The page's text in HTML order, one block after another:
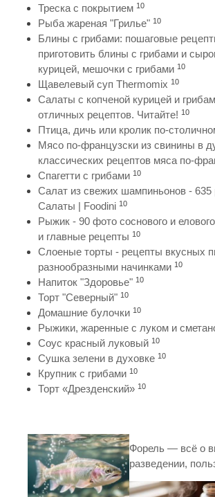
Треска с покрытием 10
Рыба жареная "Грилье" 10
Блины с грибами: пошаговые
приготовить блины с грибами и
курицей, мешочки с грибами 10
Щавелевый суп Thermomix 10
Салаты с копченой курицей и
отличных рецептов. Читайте! 10
Птица, дичь или кролик по-
Мясо по-французски из свинины в
классических рецептов мяса по-
Спагетти с грибами 10
Салат из свежих шампиньонов - 635
Салаты | Foodini 10
Рыжик - 90 фото соснового и
и главные рецепты 10
Слоеные торты - рецепты вкусных
разнообразными начинками 10
Напиток "Здоровье" 10
Торт "Северный" 10
Домашние булочки 10
Рыжики, жаренные с луком и
Соус красный луковый 10
Сушка зелени в духовке 10
Крупник с грибами 10
Торт «Дрезденский» 10
Форель — всё о
разведении,